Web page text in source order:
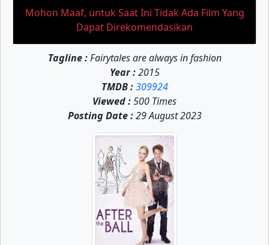
Mohon Maaf, untuk Saat Ini Tidak Ada Film Yang
Dapat Direkomendasikan
Tagline :Fairytales are always in fashion
Year :2015
TMDB : 309924
Viewed :500 Times
Posting Date :29 August 2023